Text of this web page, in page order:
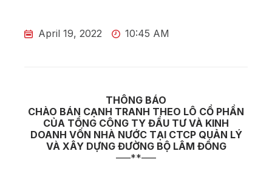
April 19, 2022 10:45 AM
THÔNG BÁO
CHÀO BÁN CẠNH TRANH THEO LÔ CỔ PHẦN
CỦA TỔNG CÔNG TY ĐẦU TƯ VÀ KINH
DOANH VỐN NHÀ NƯỚC TẠI CTCP QUẢN LÝ
VÀ XÂY DỰNG ĐƯỜNG BỘ LÂM ĐỒNG
—–**—–